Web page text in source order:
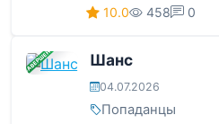
10.0 458 0
ЗАВЕРШЕНА Шанс
04.07.2026
Попаданцы